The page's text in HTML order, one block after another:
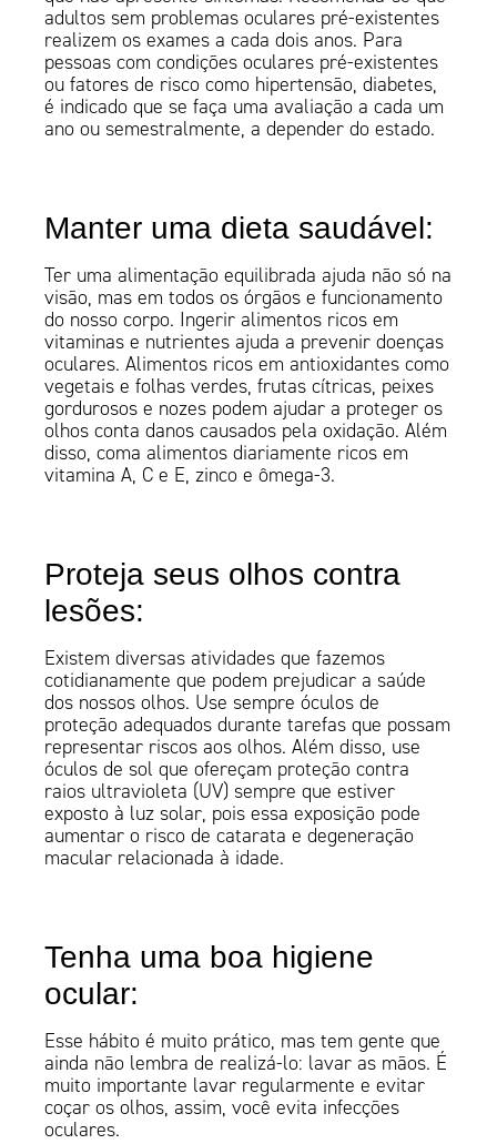
adultos sem problemas oculares pré-existentes
realizem os exames a cada dois anos. Para
pessoas com condições oculares pré-existentes
ou fatores de risco como hipertensão, diabetes,
é indicado que se faça uma avaliação a cada um
ano ou semestralmente, a depender do estado.
Manter uma dieta saudável:
Ter uma alimentação equilibrada ajuda não só na
visão, mas em todos os órgãos e funcionamento
do nosso corpo. Ingerir alimentos ricos em
vitaminas e nutrientes ajuda a prevenir doenças
oculares. Alimentos ricos em antioxidantes como
vegetais e folhas verdes, frutas cítricas, peixes
gordurosos e nozes podem ajudar a proteger os
olhos conta danos causados pela oxidação. Além
disso, coma alimentos diariamente ricos em
vitamina A, C e E, zinco e ômega-3.
Proteja seus olhos contra
lesões:
Existem diversas atividades que fazemos
cotidianamente que podem prejudicar a saúde
dos nossos olhos. Use sempre óculos de
proteção adequados durante tarefas que possam
representar riscos aos olhos. Além disso, use
óculos de sol que ofereçam proteção contra
raios ultravioleta (UV) sempre que estiver
exposto à luz solar, pois essa exposição pode
aumentar o risco de catarata e degeneração
macular relacionada à idade.
Tenha uma boa higiene
ocular:
Esse hábito é muito prático, mas tem gente que
ainda não lembra de realizá-lo: lavar as mãos. É
muito importante lavar regularmente e evitar
coçar os olhos, assim, você evita infecções
oculares.